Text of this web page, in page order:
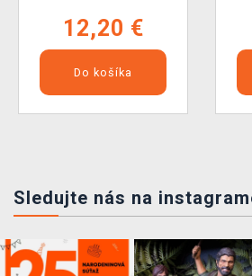
12,20 €
Do košíka
Sledujte nás na